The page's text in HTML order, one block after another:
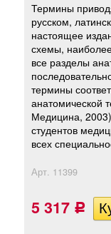
Термины
русском,
настоящее
схемы,
все разделы
термины
анатомической
Медицина,
студентов
всех
Арт. 11399
5 317 Р